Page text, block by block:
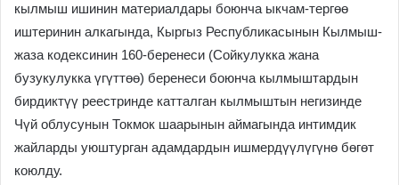
кылмыш ишинин материалдары боюнча ыкчам-тергөө
иштеринин алкагында, Кыргыз Республикасынын Кылмыш-
жаза кодексинин 160-беренеси (Сойкулукка жана
бузукулукка үгүттөө) беренеси боюнча кылмыштардын
бирдиктүү реестринде катталган кылмыштын негизинде
Чүй облусунын Токмок шаарынын аймагында интимдик
жайларды уюштурган адамдардын ишмердүүлүгүнө бөгөт
коюлду.